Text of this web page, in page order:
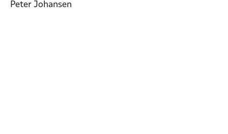
Peter Johansen